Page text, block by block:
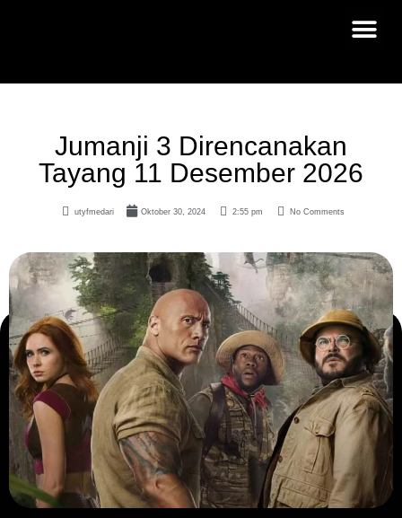
Jumanji 3 Direncanakan
Tayang 11 Desember 2026
utyfmedari Oktober 30, 2024 2:55 pm No Comments